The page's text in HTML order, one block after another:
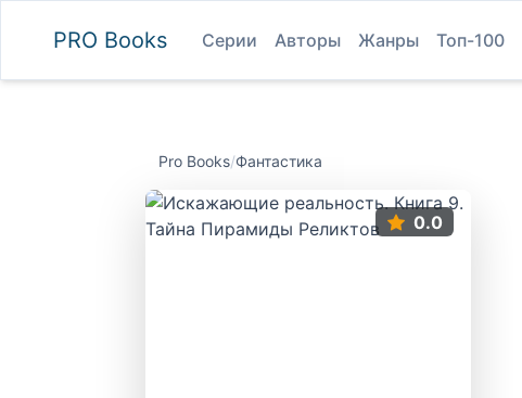
PRO Books Серии Авторы Жанры Топ-100
Pro Books/Фантастика
0.0